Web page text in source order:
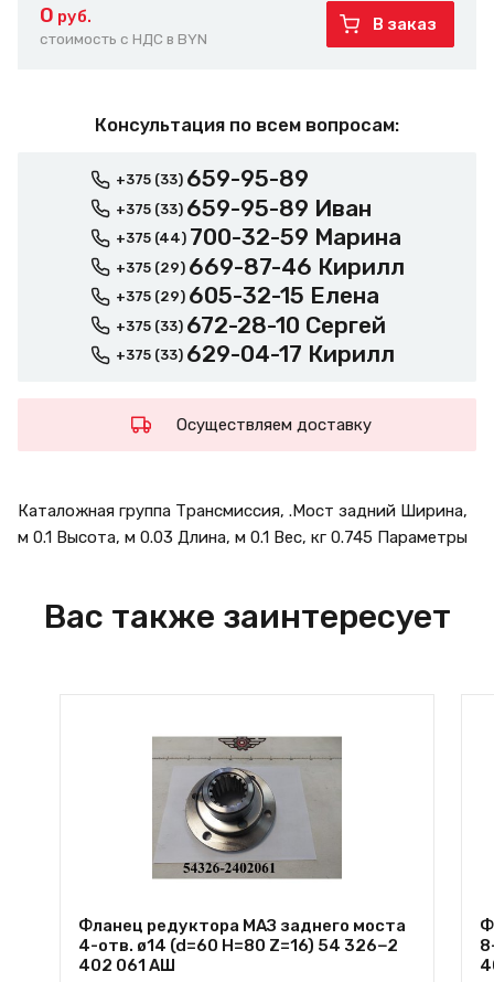
0 руб.
стоимость с НДС в BYN
В заказ
Консультация по всем вопросам:
+375 (33) 659-95-89
+375 (33) 659-95-89 Иван
+375 (44) 700-32-59 Марина
+375 (29) 669-87-46 Кирилл
+375 (29) 605-32-15 Елена
+375 (33) 672-28-10 Сергей
+375 (33) 629-04-17 Кирилл
Осуществляем доставку
Каталожная группа Трансмиссия, .Мост задний Ширина,
м 0.1 Высота, м 0.03 Длина, м 0.1 Вес, кг 0.745 Параметры
Вас также заинтересует
Фланец редуктора МАЗ заднего моста
4-отв. ø14 (d=60 H=80 Z=16) 54 326−2
402 061 АШ